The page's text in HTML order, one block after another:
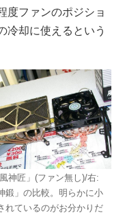
度ファンのポジショ
冷却に使えるという
神匠」(ファン無し)/右:
鍛」の比較。明らかに小
れているのがお分かりだ